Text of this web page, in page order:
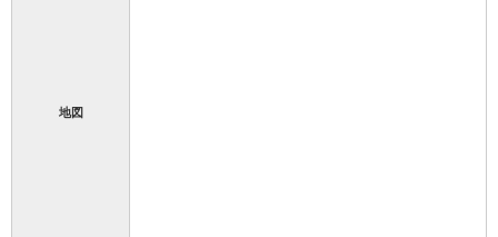
地図